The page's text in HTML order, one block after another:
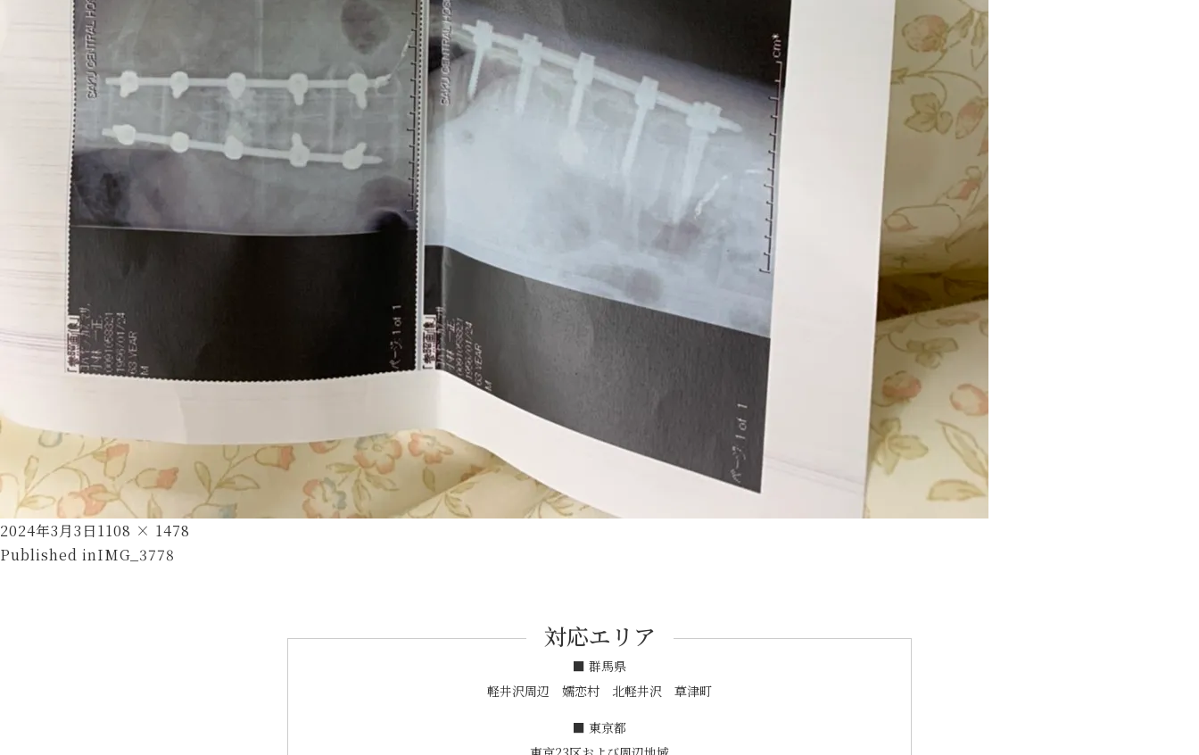
Posted
on
2024年3月3日Full
size
1108 × 1478
投
Published inIMG_3778
対応エリア
■ 群馬県
軽井沢周辺 嬬恋村 北軽井沢 草津町
■ 東京都